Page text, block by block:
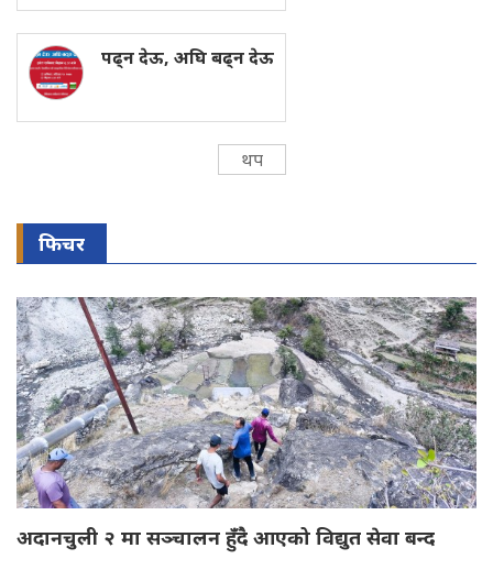
पढ्न देऊ, अघि बढ्न देऊ
थप
फिचर
अदानचुली २ मा सञ्चालन हुँदै आएको विद्युत सेवा बन्द